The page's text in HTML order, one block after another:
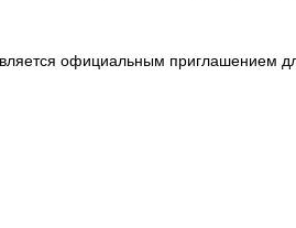
официальным приглашением